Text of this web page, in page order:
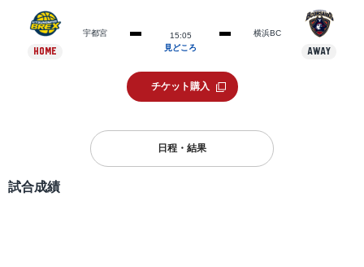
HOME
宇都宮
15:05
見どころ
横浜BC
AWAY
チケット購入
日程・結果
試合成績